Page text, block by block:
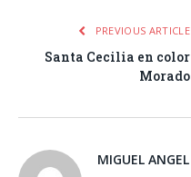
PREVIOUS ARTICLE
Santa Cecilia en color
Morado
MIGUEL ANGEL